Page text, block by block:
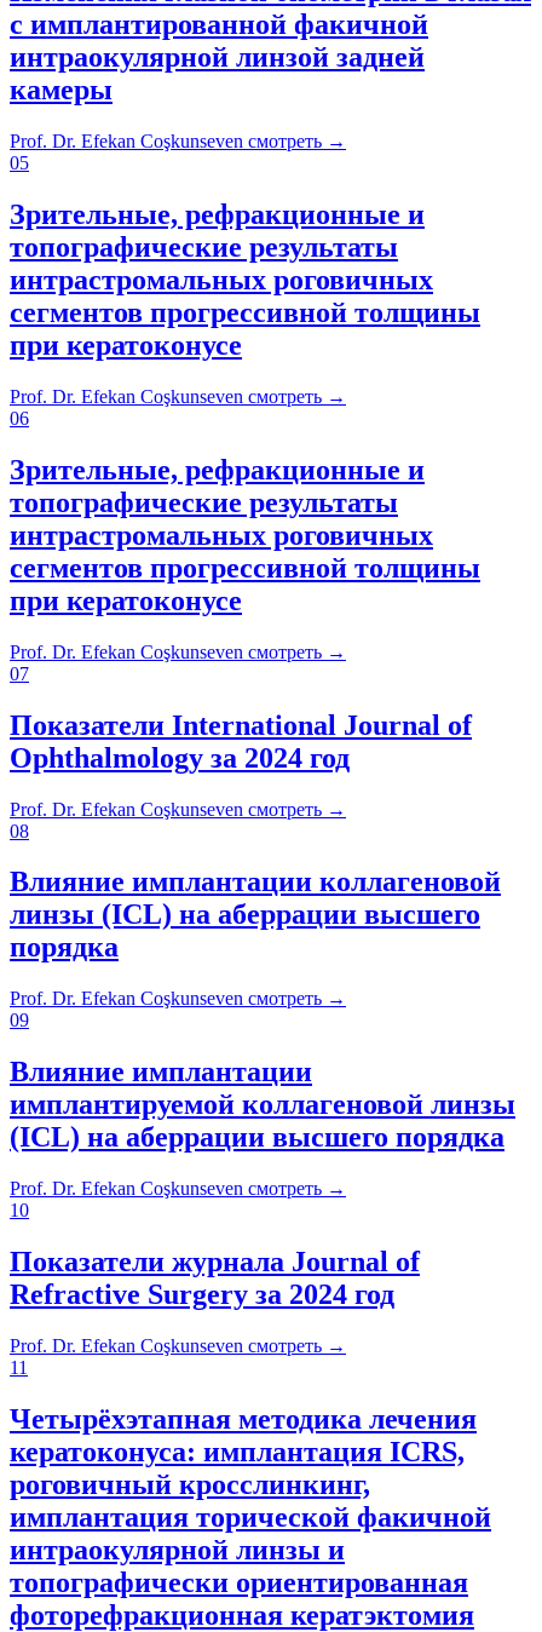
с имплантированной факичной
интраокулярной линзой задней
камеры
Prof. Dr. Efekan Coşkunseven смотреть →
05
Зрительные, рефракционные и
топографические результаты
интрастромальных роговичных
сегментов прогрессивной толщины
при кератоконусе
Prof. Dr. Efekan Coşkunseven смотреть →
06
Зрительные, рефракционные и
топографические результаты
интрастромальных роговичных
сегментов прогрессивной толщины
при кератоконусе
Prof. Dr. Efekan Coşkunseven смотреть →
07
Показатели International Journal of
Ophthalmology за 2024 год
Prof. Dr. Efekan Coşkunseven смотреть →
08
Влияние имплантации коллагеновой
линзы (ICL) на аберрации высшего
порядка
Prof. Dr. Efekan Coşkunseven смотреть →
09
Влияние имплантации
имплантируемой коллагеновой линзы
(ICL) на аберрации высшего порядка
Prof. Dr. Efekan Coşkunseven смотреть →
10
Показатели журнала Journal of
Refractive Surgery за 2024 год
Prof. Dr. Efekan Coşkunseven смотреть →
11
Четырёхэтапная методика лечения
кератоконуса: имплантация ICRS,
роговичный кросслинкинг,
имплантация торической факичной
интраокулярной линзы и
топографически ориентированная
фоторефракционная кератэктомия